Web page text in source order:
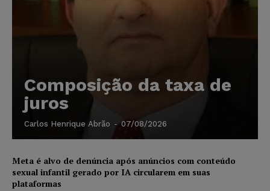
Composição da taxa de
juros
Carlos Henrique Abrão - 07/08/2026
Meta é alvo de denúncia após anúncios com conteúdo
sexual infantil gerado por IA circularem em suas
plataformas